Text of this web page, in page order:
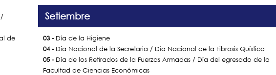
/
de
Setiembre
03 -Día de la Higiene
04 -Día Nacional de la Secretaria / Día Nacional de la Fibrosis Quística
05 -Día de los Retirados de la Fuerzas Armadas / Día del egresado de la
Facultad de Ciencias Económicas